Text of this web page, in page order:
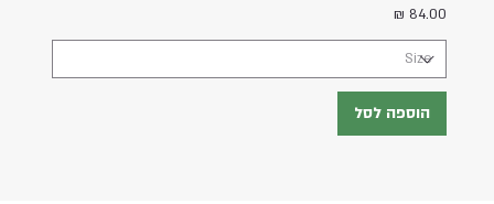
מחיר
הוספה לסל